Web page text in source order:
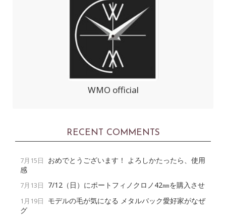
WMO official
RECENT COMMENTS
7月15日
おめでとうございます！ よろしかたったら、使用
感
7月13日 7/12（日）にポートフィノクロノ42㎜を購入させ
1月19日
モデルの毛が気になる メタルバック愛好家がなぜ
グ